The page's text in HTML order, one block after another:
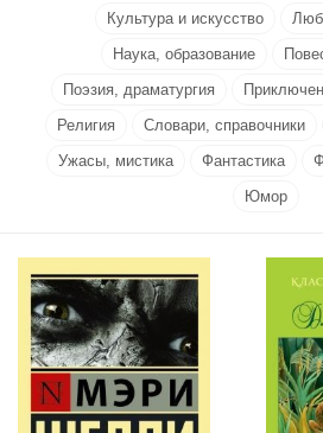
Культура и искусство
Наука, образование
Поэзия, драматургия
Религия
Словари, справочники
Ужасы, мистика
Фантастика
Юмор